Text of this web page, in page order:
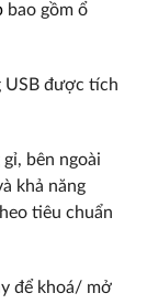
bao gồm ổ
USB được tích
bên ngoài
khả năng
tiêu chuẩn
để khoá/ mở